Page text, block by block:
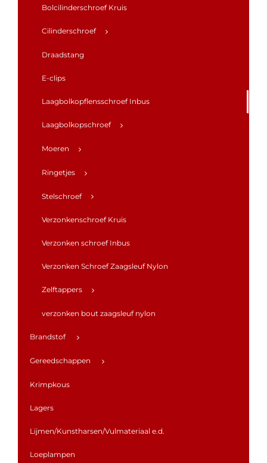
Bolcilinderschroef Kruis
Cilinderschroef
Draadstang
E-clips
Laagbolkopflensschroef Inbus
Laagbolkopschroef
Moeren
Ringetjes
Stelschroef
Verzonkenschroef Kruis
Verzonken schroef Inbus
Verzonken Schroef Zaagsleuf Nylon
Zelftappers
verzonken bout zaagsleuf nylon
Brandstof
Gereedschappen
Krimpkous
Lagers
Lijmen/Kunstharsen/Vulmateriaal e.d.
Loeplampen